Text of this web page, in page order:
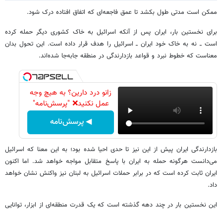
ممکن است مدتی طول بکشد تا عمق فاجعه‌ای که اتفاق افتاده درک شود.
برای نخستین بار، ایران پس از آنکه اسرائیل به خاک کشوری دیگر حمله کرده
است ــ نه به خاک خود ایران ــ اسرائیل را هدف قرار داده است. این تحول بدان
معناست که خطوط نبرد و قواعد بازدارندگی در منطقه جابه‌جا شده‌اند.
زانو درد دارین؟ به هیچ وجه
عمل نکنید❌ "پرسش‌نامه"
◀ پرسش‌نامه
بازدارندگی ایران پیش از این نیز تا حدی احیا شده بود؛ به این معنا که اسرائیل
می‌دانست هرگونه حمله به ایران با پاسخ متقابل مواجه خواهد شد. اما اکنون
ایران ثابت کرده است که در برابر حملات اسرائیل به لبنان نیز واکنش نشان خواهد
داد.
این نخستین بار در چند دهه گذشته است که یک قدرت منطقه‌ای از ابزار، توانایی